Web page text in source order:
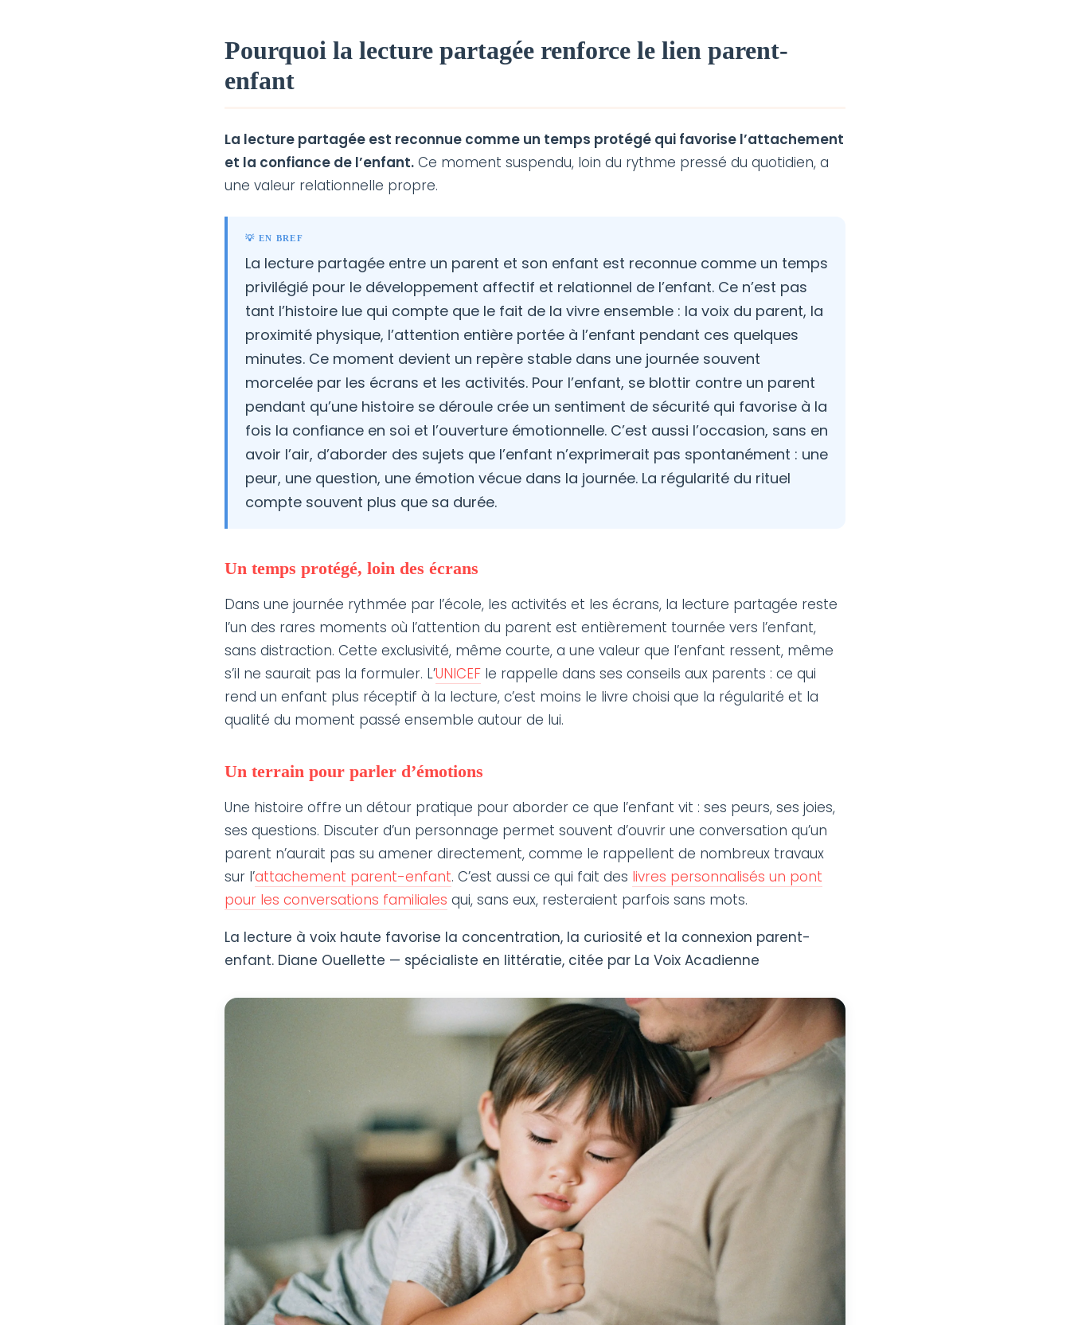
Pourquoi la lecture partagée renforce le lien parent-
enfant
La lecture partagée est reconnue comme un temps protégé qui favorise l’attachement
et la confiance de l’enfant. Ce moment suspendu, loin du rythme pressé du quotidien, a
une valeur relationnelle propre.
💡 EN BREF
La lecture partagée entre un parent et son enfant est reconnue comme un temps
privilégié pour le développement affectif et relationnel de l’enfant. Ce n’est pas
tant l’histoire lue qui compte que le fait de la vivre ensemble : la voix du parent, la
proximité physique, l’attention entière portée à l’enfant pendant ces quelques
minutes. Ce moment devient un repère stable dans une journée souvent
morcelée par les écrans et les activités. Pour l’enfant, se blottir contre un parent
pendant qu’une histoire se déroule crée un sentiment de sécurité qui favorise à la
fois la confiance en soi et l’ouverture émotionnelle. C’est aussi l’occasion, sans en
avoir l’air, d’aborder des sujets que l’enfant n’exprimerait pas spontanément : une
peur, une question, une émotion vécue dans la journée. La régularité du rituel
compte souvent plus que sa durée.
Un temps protégé, loin des écrans
Dans une journée rythmée par l’école, les activités et les écrans, la lecture partagée reste
l’un des rares moments où l’attention du parent est entièrement tournée vers l’enfant,
sans distraction. Cette exclusivité, même courte, a une valeur que l’enfant ressent, même
s’il ne saurait pas la formuler. L’UNICEF le rappelle dans ses conseils aux parents : ce qui
rend un enfant plus réceptif à la lecture, c’est moins le livre choisi que la régularité et la
qualité du moment passé ensemble autour de lui.
Un terrain pour parler d’émotions
Une histoire offre un détour pratique pour aborder ce que l’enfant vit : ses peurs, ses joies,
ses questions. Discuter d’un personnage permet souvent d’ouvrir une conversation qu’un
parent n’aurait pas su amener directement, comme le rappellent de nombreux travaux
sur l’attachement parent-enfant. C’est aussi ce qui fait des livres personnalisés un pont
pour les conversations familiales qui, sans eux, resteraient parfois sans mots.
La lecture à voix haute favorise la concentration, la curiosité et la connexion parent-
enfant. Diane Ouellette — spécialiste en littératie, citée par La Voix Acadienne